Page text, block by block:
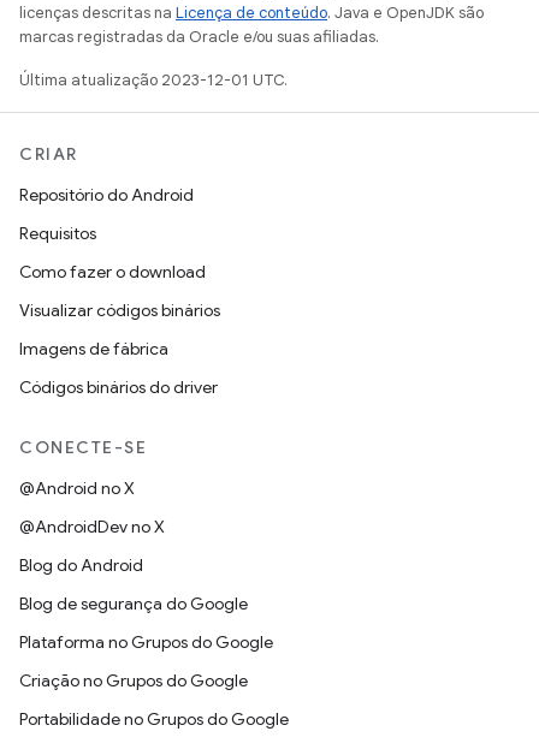
licenças descritas na Licença de conteúdo. Java e OpenJDK são
marcas registradas da Oracle e/ou suas afiliadas.
Última atualização 2023-12-01 UTC.
CRIAR
Repositório do Android
Requisitos
Como fazer o download
Visualizar códigos binários
Imagens de fábrica
Códigos binários do driver
CONECTE-SE
@Android no X
@AndroidDev no X
Blog do Android
Blog de segurança do Google
Plataforma no Grupos do Google
Criação no Grupos do Google
Portabilidade no Grupos do Google